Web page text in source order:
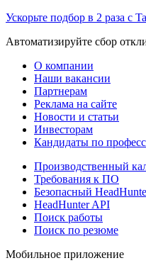
Ускорьте подбор в 2 раза с
Автоматизируйте сбор
О компании
Наши вакансии
Партнерам
Реклама на сайте
Новости и статьи
Инвесторам
Кандидаты по
Производственный
Требования к ПО
Безопасный
HeadHunter API
Поиск работы
Поиск по резюме
Мобильное приложение